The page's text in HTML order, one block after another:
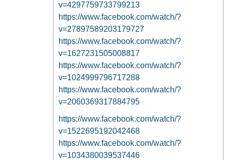
v=4297759733799213
https://www.facebook.com/watch/?
v=27897589203179727
https://www.facebook.com/watch/?
v=1627231505008817
https://www.facebook.com/watch/?
v=1024999796717288
https://www.facebook.com/watch/?
v=2060369317884795
https://www.facebook.com/watch/?
v=1522695192042468
https://www.facebook.com/watch/?
v=1034380039537446